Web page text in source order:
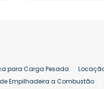
para Carga Pesada
Empilhadeira a Combustão